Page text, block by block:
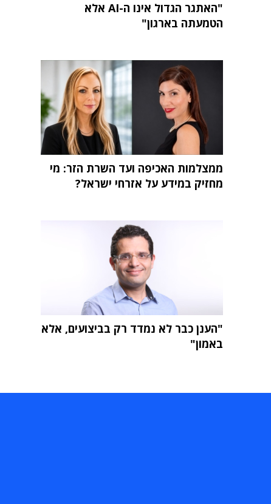
"האתגר הגדול אינו ה-AI אלא
הטמעתה בארגון"
ממצלמות האכיפה ועד השרת הזר: מי
מחזיק במידע על אזרחי ישראל?
"הענן כבר לא נמדד רק בביצועים, אלא
באמון"